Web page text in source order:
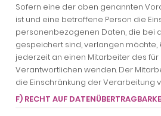
Sofern eine der oben genannten
ist und eine betroffene Person die
personenbezogenen Daten, die bei
gespeichert sind, verlangen möchte,
jederzeit an einen Mitarbeiter des
Verantwortlichen wenden. Der
die Einschränkung der Verarbeitung
F) RECHT AUF